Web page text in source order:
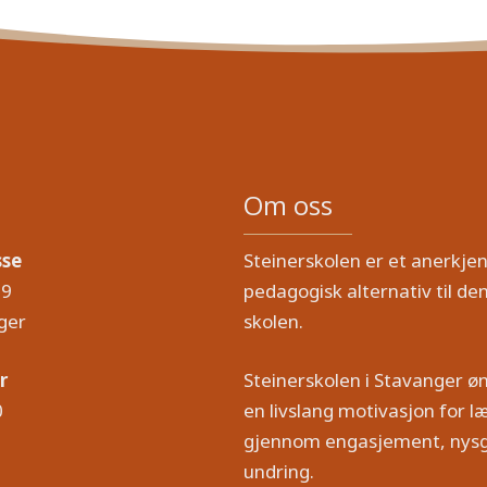
Om oss
Steinerskolen er et
pedagogisk alternativ til
skolen.
Steinerskolen i Stavanger
en livslang motivasjon for
gjennom engasjement,
undring.